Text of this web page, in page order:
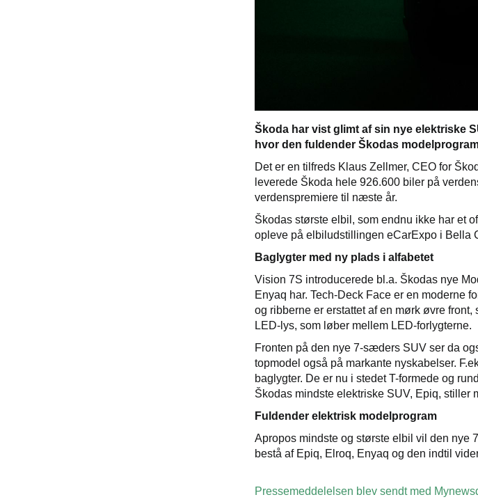
Škoda har vist glimt af sin nye elektriske
hvor den fuldender Škodas
Det er en tilfreds Klaus Zellmer, CEO for
leverede Škoda hele 926.600 biler på
verdenspremiere til næste år.
Škodas største elbil, som endnu ikke har et
opleve på elbiludstillingen eCarExpo i Bella
Baglygter med ny plads i alfabetet
Vision 7S introducerede bl.a. Škodas nye
Enyaq har. Tech-Deck Face er en moderne
og ribberne er erstattet af en mørk øvre
LED-lys, som løber mellem LED-forlygterne.
Fronten på den nye 7-sæders SUV ser da
topmodel også på markante nyskabelser.
baglygter. De er nu i stedet T-formede og
Škodas mindste elektriske SUV, Epiq, stiller
Fuldender elektrisk modelprogram
Apropos mindste og største elbil vil den nye
bestå af Epiq, Elroq, Enyaq og den indtil
Pressemeddelelsen blev sendt med